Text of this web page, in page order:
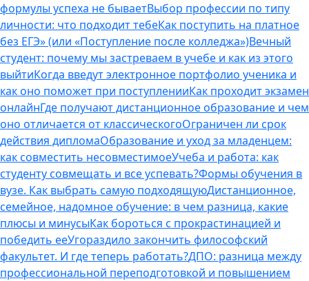
формулы успеха не бываетВыбор профессии по типу
личности: что подходит тебеКак поступить на платное
без ЕГЭ» (или «Поступление после колледжа»)Вечный
студент: почему мы застреваем в учебе и как из этого
выйтиКогда введут электронное портфолио ученика и
как оно поможет при поступленииКак проходит экзамен
онлайнГде получают дистанционное образование и чем
оно отличается от классическогоОграничен ли срок
действия дипломаОбразование и уход за младенцем:
как совместить несовместимоеУчеба и работа: как
студенту совмещать и все успевать?Формы обучения в
вузе. Как выбрать самую подходящуюДистанционное,
семейное, надомное обучение: в чем разница, какие
плюсы и минусыКак бороться с прокрастинацией и
победить ееУгораздило закончить философский
факультет. И где теперь работать?ДПО: разница между
профессиональной переподготовкой и повышением